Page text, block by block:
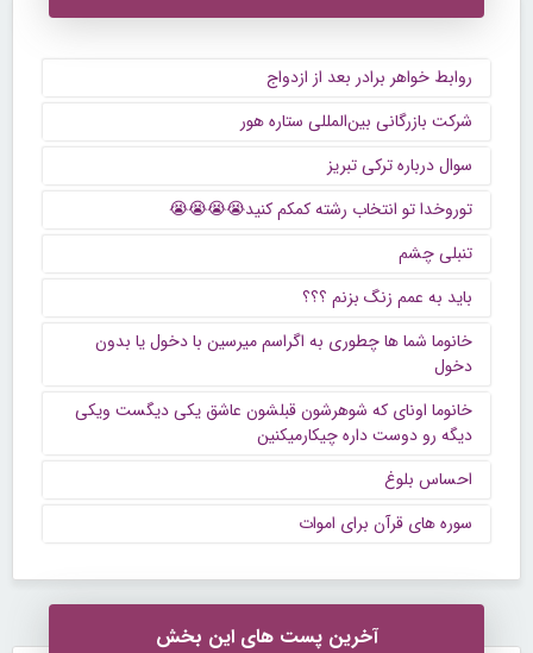
روابط خواهر برادر بعد از ازدواج
شرکت بازرگانی بین‌المللی ستاره هور
سوال درباره ترکی تبریز
توروخدا تو انتخاب رشته کمکم کنید😭😭😭😭
تنبلی چشم
باید به عمم زنگ بزنم ؟؟؟
خانوما شما ها چطوری به اگراسم میرسین با دخول یا بدون
دخول
خانوما اونای که شوهرشون قبلشون عاشق یکی دیگست ویکی
دیگه رو دوست داره چیکارمیکنین
احساس بلوغ
سوره های قرآن برای اموات
آخرین پست های این بخش